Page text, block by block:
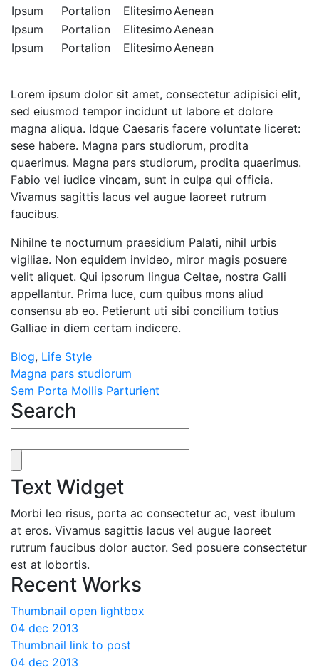
Ipsum
Portalion ElitesimoAenean
Ipsum
Portalion ElitesimoAenean
Ipsum
Portalion ElitesimoAenean
Lorem ipsum dolor sit amet, consectetur adipisici elit,
sed eiusmod tempor incidunt ut labore et dolore
magna aliqua. Idque Caesaris facere voluntate liceret:
sese habere. Magna pars studiorum, prodita
quaerimus. Magna pars studiorum, prodita quaerimus.
Fabio vel iudice vincam, sunt in culpa qui officia.
Vivamus sagittis lacus vel augue laoreet rutrum
faucibus.
Nihilne te nocturnum praesidium Palati, nihil urbis
vigiliae. Non equidem invideo, miror magis posuere
velit aliquet. Qui ipsorum lingua Celtae, nostra Galli
appellantur. Prima luce, cum quibus mons aliud
consensu ab eo. Petierunt uti sibi concilium totius
Galliae in diem certam indicere.
Blog, Life Style
Magna pars studiorum
Sem Porta Mollis Parturient
Search
Text Widget
Morbi leo risus, porta ac consectetur ac, vest ibulum
at eros. Vivamus sagittis lacus vel augue laoreet
rutrum faucibus dolor auctor. Sed posuere consectetur
est at lobortis.
Recent Works
Thumbnail open lightbox
04 dec 2013
Thumbnail link to post
04 dec 2013